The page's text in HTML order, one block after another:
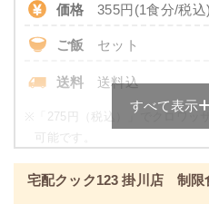
※カロリーは目安の数値であるた
て異なる場合がございます。 ご
価です。
健康ボリューム食の
カレイの唐揚
ブロッコリーのカニカマ
牛肉のオイスターソース
価格 355円(1食分/税込)
ご飯 セット
送料 送料込
※
「275円（税込）」でクロワッ
可能です。
す。
すべて表示
宅配クック123 掛川店 制限